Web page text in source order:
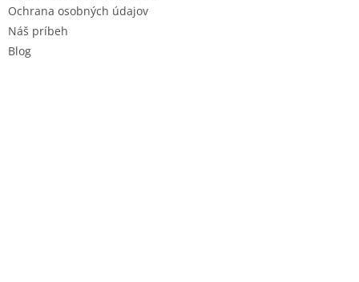
Ochrana osobných údajov
Náš príbeh
Blog